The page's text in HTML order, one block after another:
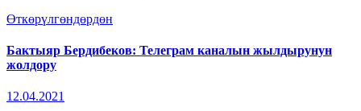
Өткөрүлгөндөрдөн
Бактыяр Бердибеков: Телеграм каналын жылдырунун
жолдору
12.04.2021